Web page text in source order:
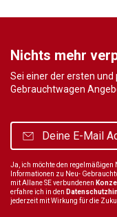
Nichts mehr
Sei einer der ersten
Gebrauchtwagen
Ja, ich möchte den
Informationen zu Neu-
mit Allane SE verbundenen
erfahre ich in den
jederzeit mit Wirkung für die